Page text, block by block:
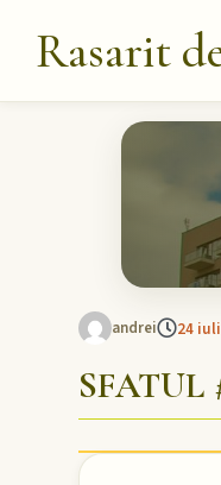
Rasarit
andrei 24
SFATUL